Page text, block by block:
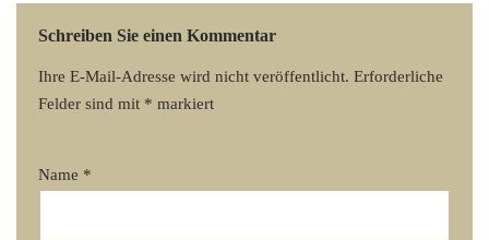
Schreiben Sie einen Kommentar
Ihre E-Mail-Adresse wird nicht veröffentlicht. Erforderliche
Felder sind mit * markiert
Name *